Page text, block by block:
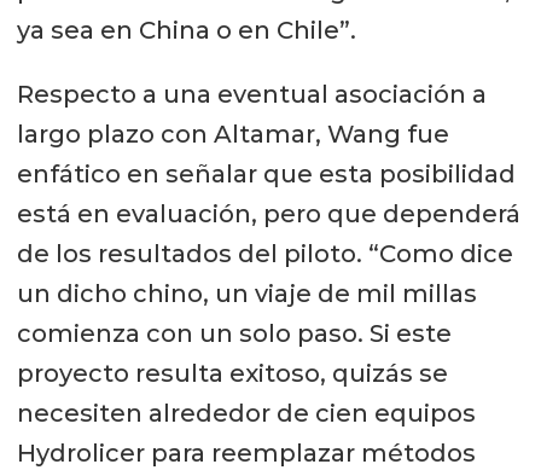
ya sea en China o en Chile”.
Respecto a una eventual asociación a
largo plazo con Altamar, Wang fue
enfático en señalar que esta posibilidad
está en evaluación, pero que dependerá
de los resultados del piloto. “Como dice
un dicho chino, un viaje de mil millas
comienza con un solo paso. Si este
proyecto resulta exitoso, quizás se
necesiten alrededor de cien equipos
Hydrolicer para reemplazar métodos